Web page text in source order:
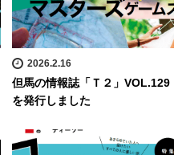
2026.2.16
但馬の情報誌「Ｔ２」VOL.129
を発行しました